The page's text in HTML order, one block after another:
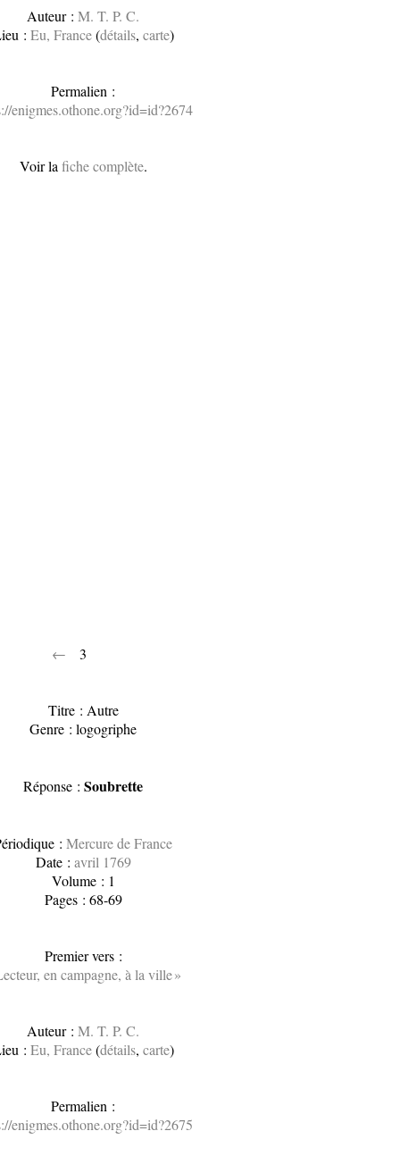
Auteur :M. T. P. C.
: Eu, France(détails, carte)
Permalien :
enigmes.othone.org?id=id?2674
Voir la fiche complète.
← 3
Titre : Autre
Genre : logogriphe
Réponse :Soubrette
:Mercure de France
Date : avril 1769
Volume : 1
Pages : 68-69
Premier vers :
en campagne, à la ville »
Auteur :M. T. P. C.
: Eu, France(détails, carte)
Permalien :
enigmes.othone.org?id=id?2675